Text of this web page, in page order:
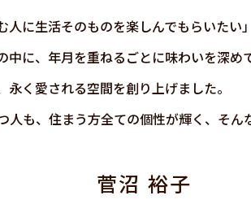
に生活そのものを楽しんでもらいたい
に、年月を重ねるごとに味わいを深め
く愛される空間を創り上げました。
も、住まう方全ての個性が輝く、そん
菅沼 裕子